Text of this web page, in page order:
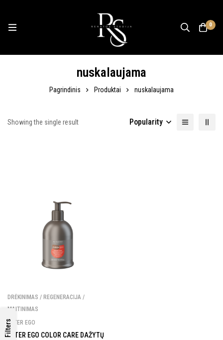
0
nuskalaujama
Pagrindinis Produktai nuskalaujama
Filters
Showing the single result Popularity
DRĖKINIMAS / REGENERACIJA /
MAITINIMAS
ALTER EGO
ALTER EGO COLOR CARE DAŽYTŲ